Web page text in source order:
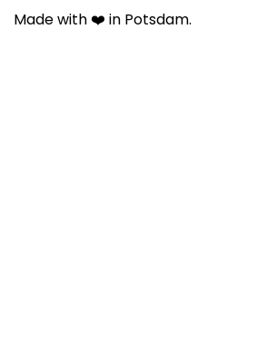
Made with ❤️ in Potsdam.